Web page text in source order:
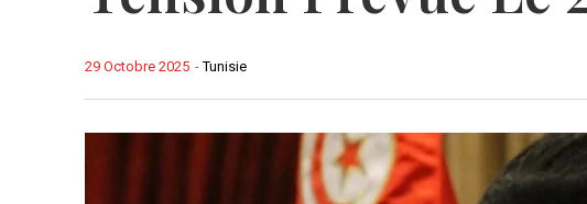
-Tunisie
29 Octobre 2025